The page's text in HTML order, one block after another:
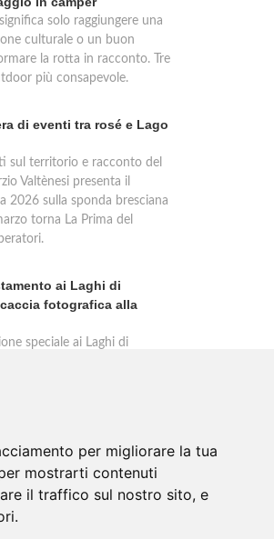
per migliorare la tua
mostrarti contenuti
il traffico sul nostro sito, e
solo raggiungere una
culturale o un buon
la rotta in racconto. Tre
più consapevole.
di eventi tra rosé e Lago
sul territorio e racconto del
Valtènesi presenta il
2026 sulla sponda bresciana
torna La Prima del
ai Laghi di
fotografica alla
speciale ai Laghi di
Santa Rita al